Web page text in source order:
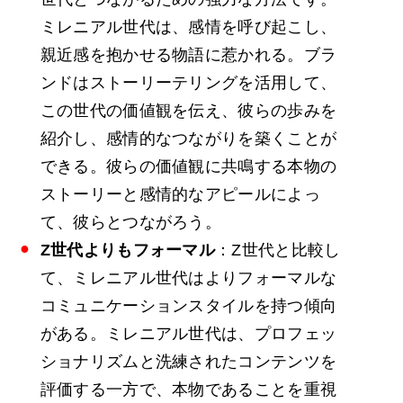
ミレニアル世代は、感情を呼び起こし、
親近感を抱かせる物語に惹かれる。ブラ
ンドはストーリーテリングを活用して、
この世代の価値観を伝え、彼らの歩みを
紹介し、感情的なつながりを築くことが
できる。彼らの価値観に共鳴する本物の
ストーリーと感情的なアピールによっ
て、彼らとつながろう。
Z世代よりもフォーマル：Z世代と比較し
て、ミレニアル世代はよりフォーマルな
コミュニケーションスタイルを持つ傾向
がある。ミレニアル世代は、プロフェッ
ショナリズムと洗練されたコンテンツを
評価する一方で、本物であることを重視